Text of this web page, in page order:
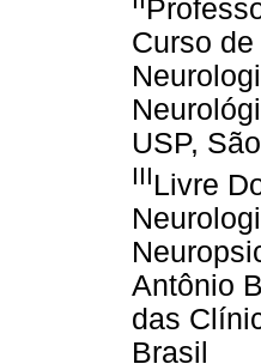
Curso
USP,
IIILivre
Antônio
das
Brasil